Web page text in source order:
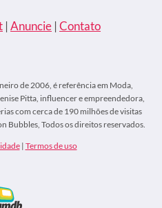
| Anuncie | Contato
de 2006, é referência em Moda,
Pitta, influencer e empreendedora,
com cerca de 190 milhões de visitas
Bubbles, Todos os direitos reservados.
| Termos de uso